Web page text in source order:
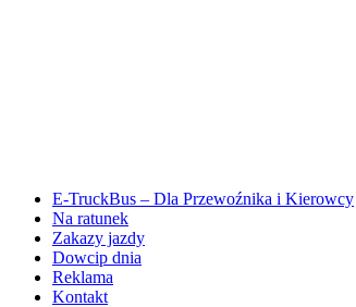
E-TruckBus – Dla Przewoźnika i Kierowcy
Na ratunek
Zakazy jazdy
Dowcip dnia
Reklama
Kontakt